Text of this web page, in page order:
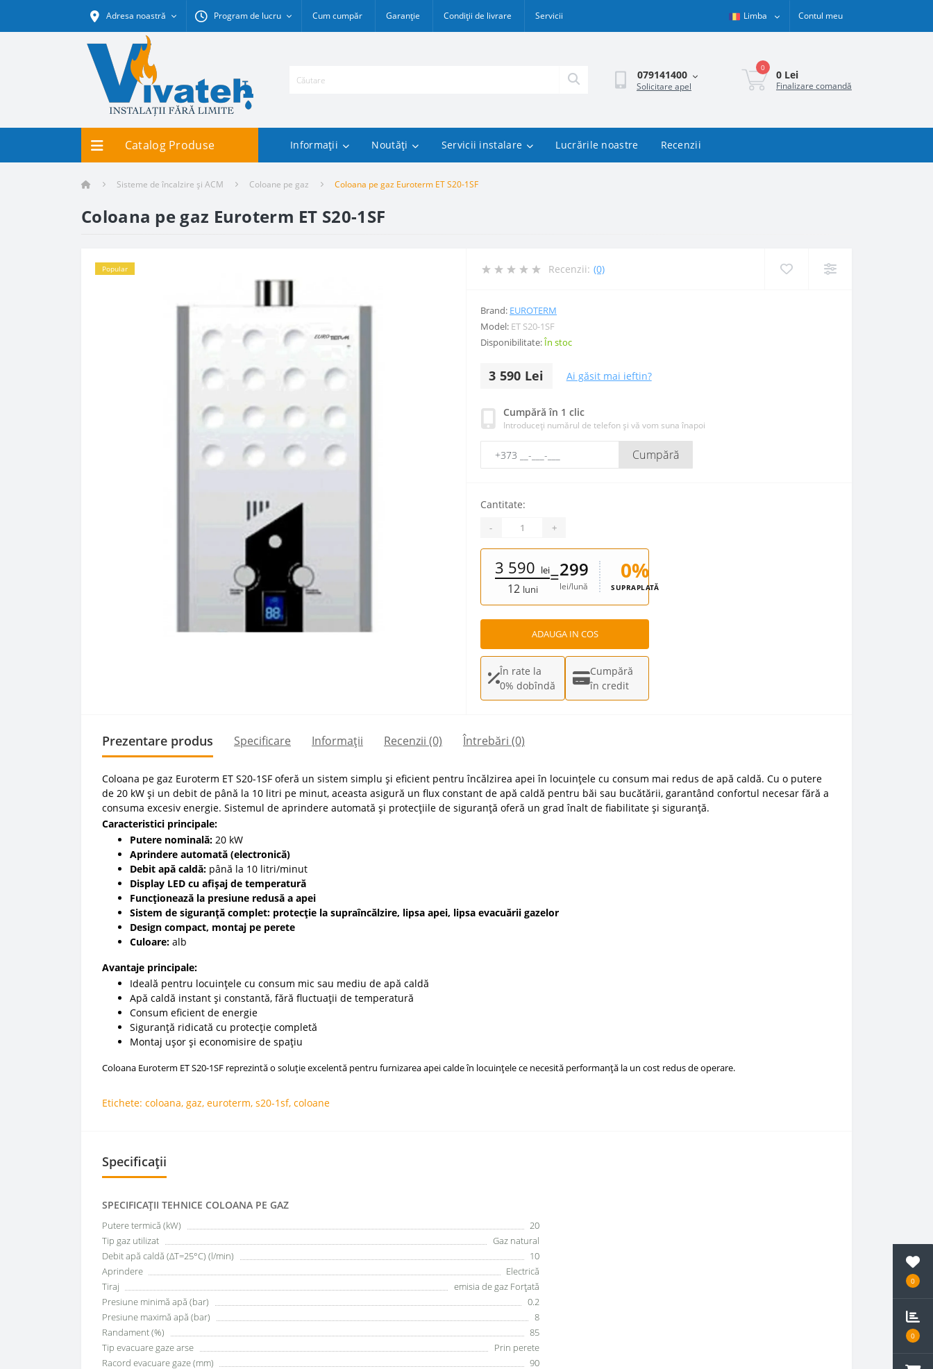
0
0
Adresa noastră Program de lucru Cum cumpăr Garanție Condiții de livrare Servicii Limba Contul meu
079141400
Solicitare apel
0
0 Lei
Finalizare comandă
Catalog Produse Informații Noutăți Servicii instalare Lucrările noastre Recenzii
Sisteme de încalzire și ACM Coloane pe gaz Coloana pe gaz Euroterm ET S20-1SF
Coloana pe gaz Euroterm ET S20-1SF
Popular Recenzii: (0)
Brand: EUROTERM
Model: ET S20-1SF
Disponibilitate:În stoc
3 590 Lei Ai găsit mai ieftin?
Cumpără în 1 clic
Introduceți numărul de telefon și vă vom suna înapoi
Cumpără
Cantitate:
- +
3 590 lei
12 luni
=299
lei/lună
0%
SUPRAPLATĂ
ADAUGA IN COS
În rate la
0% dobîndă
Cumpără
în credit
Prezentare produs Specificare Informații Recenzii (0) Întrebări (0)
Coloana pe gaz Euroterm ET S20-1SF oferă un sistem simplu și eficient pentru încălzirea apei în locuințele cu consum mai redus de apă caldă. Cu o putere
de 20 kW și un debit de până la 10 litri pe minut, aceasta asigură un flux constant de apă caldă pentru băi sau bucătării, garantând confortul necesar fără a
consuma excesiv energie. Sistemul de aprindere automată și protecțiile de siguranță oferă un grad înalt de fiabilitate și siguranță.
Caracteristici principale:
Putere nominală: 20 kW
Aprindere automată (electronică)
Debit apă caldă: până la 10 litri/minut
Display LED cu afișaj de temperatură
Funcționează la presiune redusă a apei
Sistem de siguranță complet: protecție la supraîncălzire, lipsa apei, lipsa evacuării gazelor
Design compact, montaj pe perete
Culoare: alb
Avantaje principale:
Ideală pentru locuințele cu consum mic sau mediu de apă caldă
Apă caldă instant și constantă, fără fluctuații de temperatură
Consum eficient de energie
Siguranță ridicată cu protecție completă
Montaj ușor și economisire de spațiu
Coloana Euroterm ET S20-1SF reprezintă o soluție excelentă pentru furnizarea apei calde în locuințele ce necesită performanță la un cost redus de operare.
Etichete: coloana, gaz, euroterm, s20-1sf, coloane
Specificații
SPECIFICAŢII TEHNICE COLOANA PE GAZ
Putere termică (kW)
20
Tip gaz utilizat
Gaz natural
Debit apă caldă (ΔT=25°C) (l/min)
10
Aprindere
Electrică
Tiraj
emisia de gaz Forțată
Presiune minimă apă (bar)
0.2
Presiune maximă apă (bar)
8
Randament (%)
85
Tip evacuare gaze arse
Prin perete
Racord evacuare gaze (mm)
90